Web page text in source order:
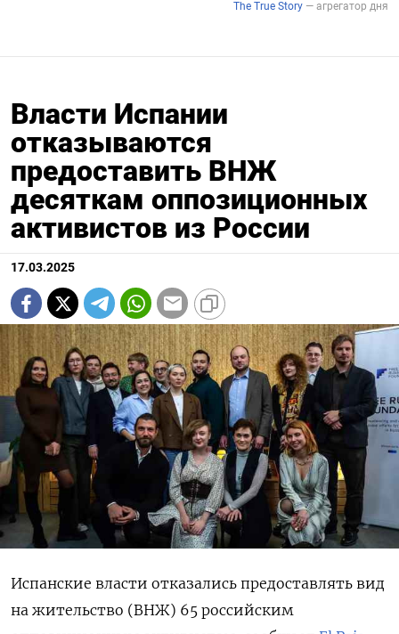
Власти Испании
отказываются
предоставить ВНЖ
десяткам оппозиционных
активистов из России
17.03.2025
Испанские власти отказались предоставлять вид
на жительство (ВНЖ) 65 российским